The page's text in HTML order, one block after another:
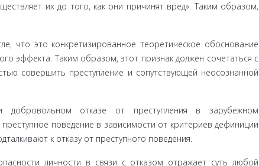
их до того, как они причинят вред». Таким образом,
что это конкретизированное теоретическое обо­снование
эффекта. Таким образом, этот признак должен сочетаться с
совершить преступление и со­путствующей неосознанной
добровольном отказе от преступления в зарубежном
поведение в зависимости от критериев дефи­ниции
к отказу от преступного поведения.
личности в связи с отказом отражает суть лю­бой